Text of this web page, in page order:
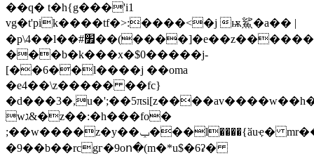
��q� t�h{g���'i1
vg�t'pik����tf�>:����<�j ѭ鯊�a�� |
�p\4��l��#׿��(����]�e��z������z)dg��i
���b�k���x�$0�����j-
[��6��l����j ��oma
�e4��\z����� ��fc}
wג&�z��:�h���fo�
;��w����z�y��ݕ���l����{ӑuҿ� mr��%��<���:j���h|
�9��b��rcgг�9oո�(m�*u$�6ʡ�